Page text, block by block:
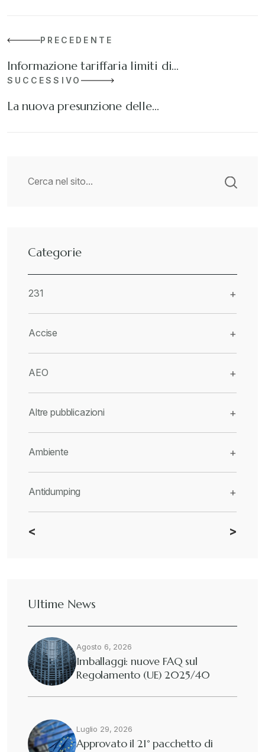
PRECEDENTE
Informazione tariffaria limiti di…
SUCCESSIVO
La nuova presunzione delle…
Categorie
231 +
Accise +
AEO +
Altre pubblicazioni +
Ambiente +
Antidumping +
CBAM +
Deforestazione
Diritto tributario internazionale
Dogane
< >
Ultime News
Agosto 6, 2026
Imballaggi: nuove FAQ sul
Regolamento (UE) 2025/40
Luglio 29, 2026
Approvato il 21° pacchetto di